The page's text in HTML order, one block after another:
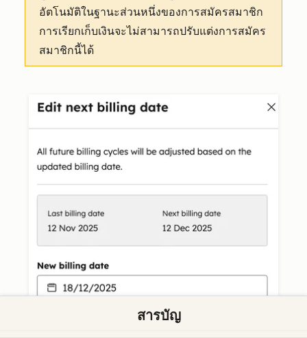
อัตโนมัติในฐานะส่วนหนึ่งของการสมัครสมาชิก
การเรียกเก็บเงินจะไม่สามารถปรับแต่งการสมัคร
สมาชิกนี้ได้
สารบัญ